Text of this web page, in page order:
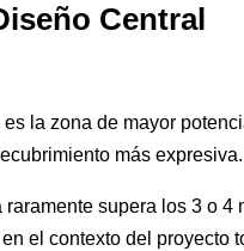
Central
la zona de mayor
más expresiva.
supera los 3 o 4
el contexto del proyecto